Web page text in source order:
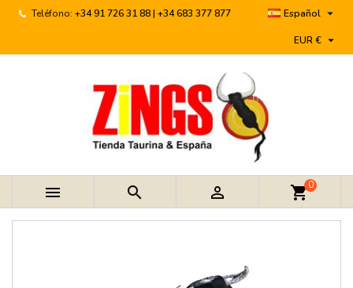
Teléfono: +34 91 726 31 88 | +34 683 377 877 Español 
EUR € 
   shopping_cart0